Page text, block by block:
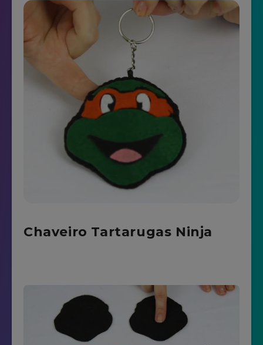
Chaveiro Tartarugas Ninja